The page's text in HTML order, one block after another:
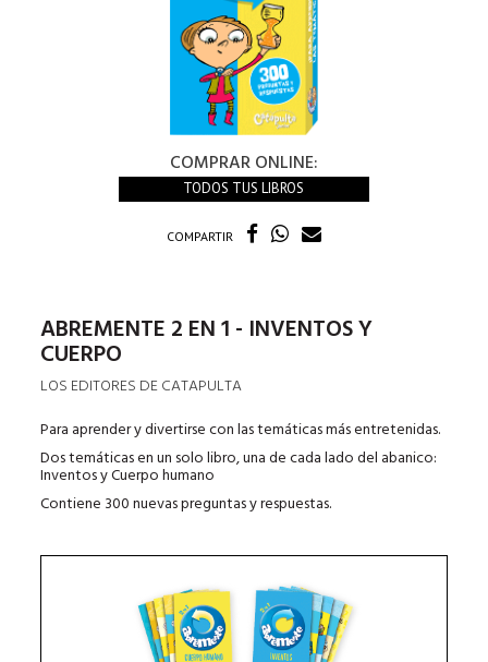
COMPRAR ONLINE:
TODOS TUS LIBROS
COMPARTIR
ABREMENTE 2 EN 1 - INVENTOS Y
CUERPO
LOS EDITORES DE CATAPULTA
Para aprender y divertirse con las temáticas más entretenidas.
Dos temáticas en un solo libro, una de cada lado del abanico:
Inventos y Cuerpo humano
Contiene 300 nuevas preguntas y respuestas.